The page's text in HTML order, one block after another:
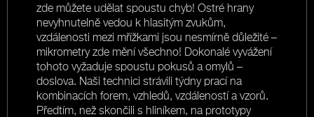
zde můžete udělat spoustu chyb! Ostré hrany
nevyhnutelně vedou k hlasitým zvukům,
vzdálenosti mezi mřížkami jsou nesmírně důležité –
mikrometry zde mění všechno! Dokonalé vyvážení
tohoto vyžaduje spoustu pokusů a omylů –
doslova. Naši technici strávili týdny prací na
kombinacích forem, vzhledů, vzdáleností a vzorů.
Předtím, než skončili s hliníkem, na prototypy